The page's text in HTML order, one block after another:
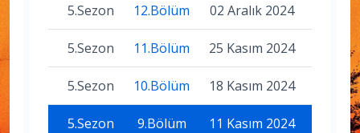
5.Sezon 12.Bölüm 02 Aralık 2024
5.Sezon 11.Bölüm 25 Kasım 2024
5.Sezon 10.Bölüm 18 Kasım 2024
5.Sezon 9.Bölüm 11 Kasım 2024